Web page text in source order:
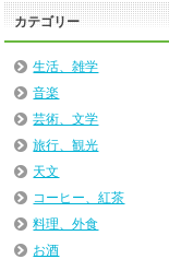
カテゴリー
生活、雑学
音楽
芸術、文学
旅行、観光
天文
コーヒー、紅茶
料理、外食
お酒